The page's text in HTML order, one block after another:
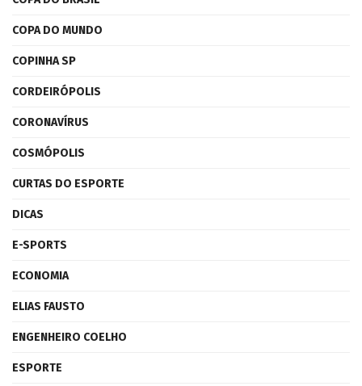
COPA DO MUNDO
COPINHA SP
CORDEIRÓPOLIS
CORONAVÍRUS
COSMÓPOLIS
CURTAS DO ESPORTE
DICAS
E-SPORTS
ECONOMIA
ELIAS FAUSTO
ENGENHEIRO COELHO
ESPORTE